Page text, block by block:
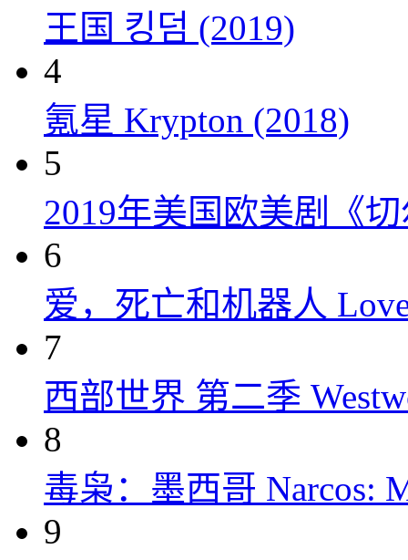
王国 킹덤 (2019)
4
氪星 Krypton (2018)
5
2019年美国欧美剧《
6
爱，死亡和机器人
7
西部世界 第二季
8
毒枭：墨西哥 Narcos:
9